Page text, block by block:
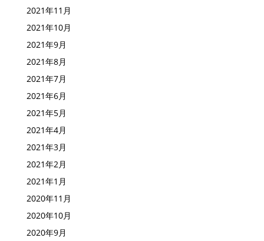
2021年11月
2021年10月
2021年9月
2021年8月
2021年7月
2021年6月
2021年5月
2021年4月
2021年3月
2021年2月
2021年1月
2020年11月
2020年10月
2020年9月